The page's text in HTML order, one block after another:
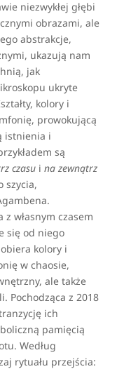
niezwykłej głębi
obrazami, ale
abstrakcje,
ukazują nam
jak
ukryte
kolory i
prowokującą
istnienia i
są
czasui na zewnątrz
szycia,
z własnym czasem
się od niego
kolory i
w chaosie,
ale także
Pochodząca z 2018
ich
pamięcią
Według
rytuału przejścia: